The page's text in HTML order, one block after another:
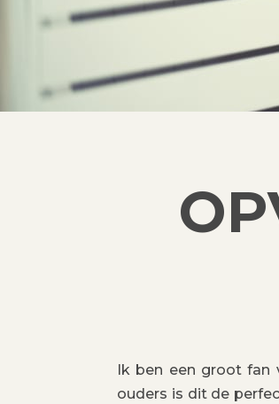
Ik ben een groot fan
ouders is dit de